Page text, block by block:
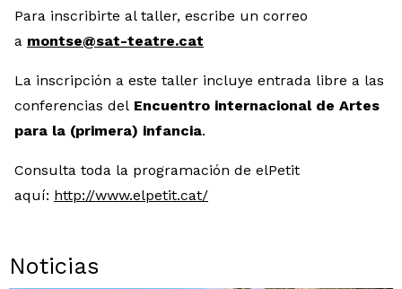
Para inscribirte al taller, escribe un correo
a montse@sat-teatre.cat
La inscripción a este taller incluye entrada libre a las
conferencias del Encuentro internacional de Artes
para la (primera) infancia.
Consulta toda la programación de elPetit
aquí: http://www.elpetit.cat/
Noticias